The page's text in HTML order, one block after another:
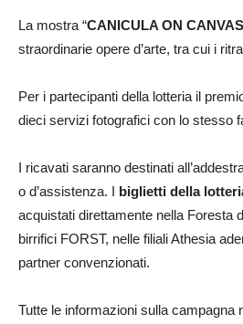
La mostra “CANICULA ON CANVAS
straordinarie opere d’arte, tra cui i
Per i partecipanti della lotteria il
dieci servizi fotografici con lo stesso
I ricavati saranno destinati
o d’assistenza. I biglietti della
acquistati direttamente nella Foresta
birrifici FORST, nelle filiali Athesia
partner convenzionati.
Tutte le informazioni sulla campagna